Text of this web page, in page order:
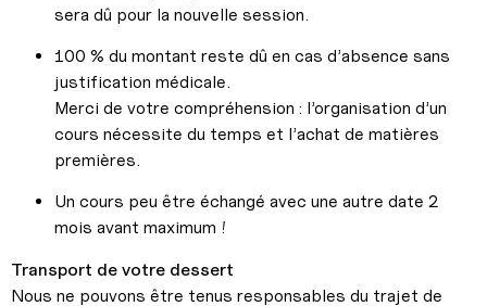
sera dû pour la nouvelle session.
100 % du montant reste dû en cas d’absence sans
justification médicale.
Merci de votre compréhension : l’organisation d’un
cours nécessite du temps et l’achat de matières
premières.
Un cours peu être échangé avec une autre date 2
mois avant maximum !
Transport de votre dessert
Nous ne pouvons être tenus responsables du trajet de